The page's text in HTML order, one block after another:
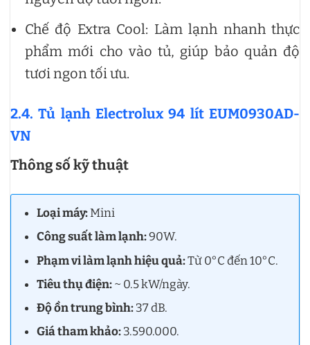
Chế độ Extra Cool: Làm lạnh nhanh thực
phẩm mới cho vào tủ, giúp bảo quản độ
tươi ngon tối ưu.
2.4. Tủ lạnh Electrolux 94 lít EUM0930AD-
VN
Thông số kỹ thuật
Loại máy:Mini
Công suất làm lạnh:90W.
Phạm vi làm lạnh hiệu quả:Từ 0°C đến 10°C.
Tiêu thụ điện:~ 0.5 kW/ngày.
Độ ồn trung bình:37 dB.
Giá tham khảo:3.590.000.